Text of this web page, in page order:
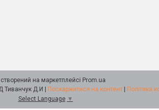
на маркетплейсі Prom.ua
Поскаржитися на контент
Політика
Select Language ▼